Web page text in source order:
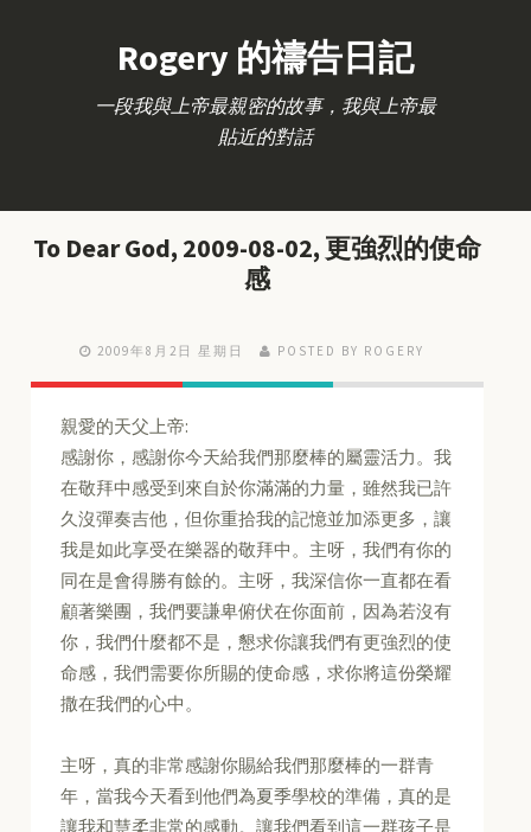
Rogery 的禱告日記
一段我與上帝最親密的故事，我與上帝最
貼近的對話
To Dear God, 2009-08-02, 更強烈的使命
感
2009年8月2日 星期日 POSTED BY ROGERY
親愛的天父上帝:
感謝你，感謝你今天給我們那麼棒的屬靈活力。我
在敬拜中感受到來自於你滿滿的力量，雖然我已許
久沒彈奏吉他，但你重拾我的記憶並加添更多，讓
我是如此享受在樂器的敬拜中。主呀，我們有你的
同在是會得勝有餘的。主呀，我深信你一直都在看
顧著樂團，我們要謙卑俯伏在你面前，因為若沒有
你，我們什麼都不是，懇求你讓我們有更強烈的使
命感，我們需要你所賜的使命感，求你將這份榮耀
撒在我們的心中。
主呀，真的非常感謝你賜給我們那麼棒的一群青
年，當我今天看到他們為夏季學校的準備，真的是
讓我和慧柔非常的感動。讓我們看到這一群孩子是